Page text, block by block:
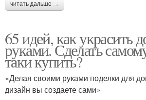
читать дальше →
65 идей, как украсить
руками. Сделать
таки купить?
«Делая своими руками поделки для
дизайн вы создаете сами»